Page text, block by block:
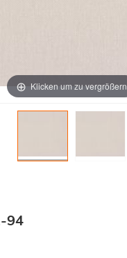
Klicken um zu vergrößern
94